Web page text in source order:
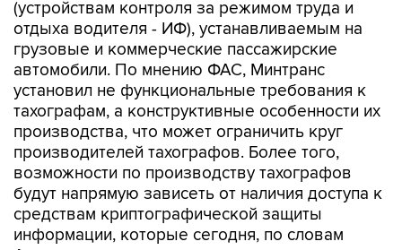
грузовые и коммерческие пассажирские
автомобили. По мнению ФАС, Минтранс
установил не функциональные требования к
тахографам, а конструктивные особенности их
производства, что может ограничить круг
производителей тахографов. Более того,
возможности по производству тахографов
будут напрямую зависеть от наличия доступа к
средствам криптографической защиты
информации, которые сегодня, по словам
Артемьева, имеет возможность производить
только одна организация.